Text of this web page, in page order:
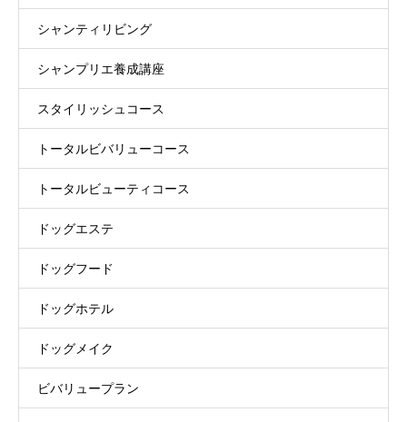
シャンティリビング
シャンプリエ養成講座
スタイリッシュコース
トータルビバリューコース
トータルビューティコース
ドッグエステ
ドッグフード
ドッグホテル
ドッグメイク
ビバリュープラン